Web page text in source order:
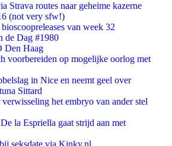
Strava routes naar geheime kazerne
(not very sfw!)
van week 32
de Dag #1980
Den Haag
voorbereiden op mogelijke oorlog met
in Nice en neemt geel over
Sittard
het embryo van ander stel
la Espriella gaat strijd aan met
seksdate via Kinky.nl